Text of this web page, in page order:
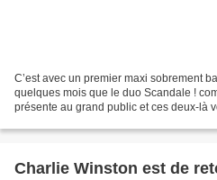
C’est avec un premier maxi sobrement
quelques mois que le duo Scandale !
présente au grand public et ces deux-là
Charlie Winston est de